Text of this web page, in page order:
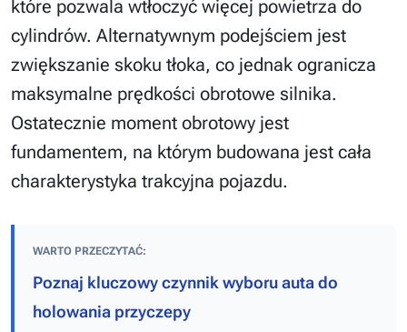
które pozwala wtłoczyć więcej powietrza do
cylindrów. Alternatywnym podejściem jest
zwiększanie skoku tłoka, co jednak ogranicza
maksymalne prędkości obrotowe silnika.
Ostatecznie moment obrotowy jest
fundamentem, na którym budowana jest cała
charakterystyka trakcyjna pojazdu.
WARTO PRZECZYTAĆ:
Poznaj kluczowy czynnik wyboru auta do
holowania przyczepy